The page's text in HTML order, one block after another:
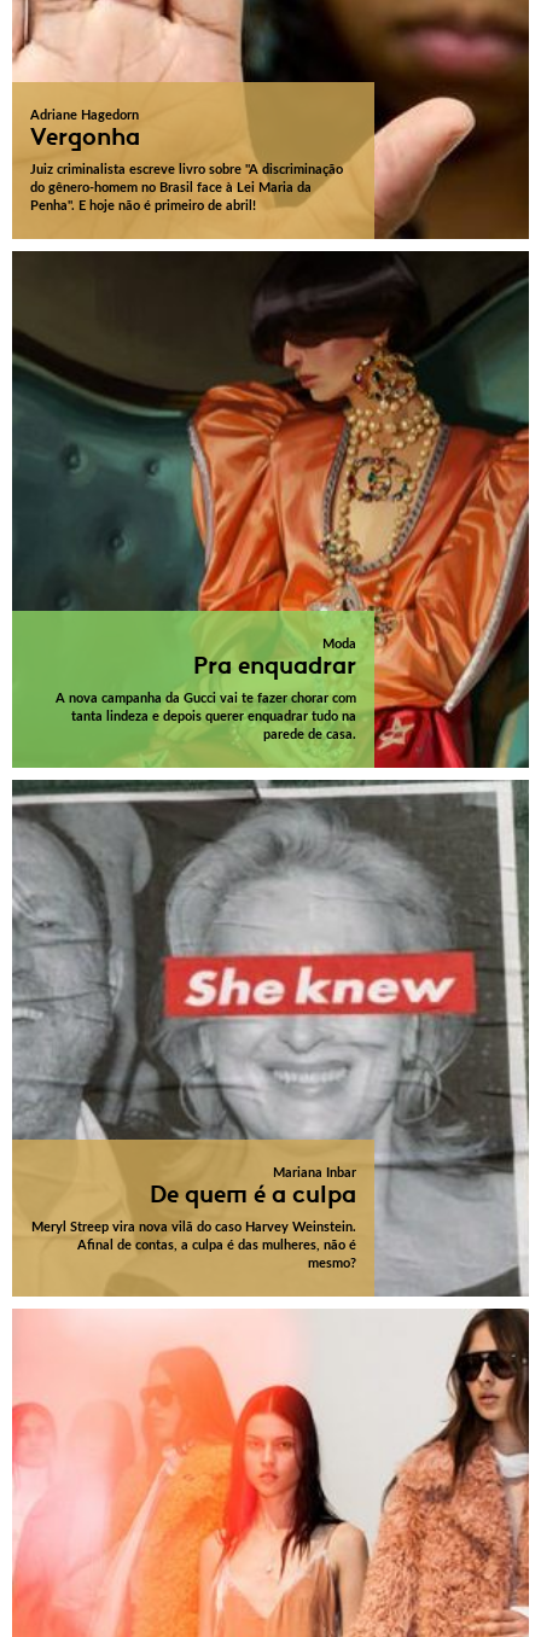
Adriane Hagedorn
Vergonha
Juiz criminalista escreve livro sobre "A discriminação
do gênero-homem no Brasil face à Lei Maria da
Penha". E hoje não é primeiro de abril!
Moda
Pra enquadrar
A nova campanha da Gucci vai te fazer chorar com
tanta lindeza e depois querer enquadrar tudo na
parede de casa.
Mariana Inbar
De quem é a culpa
Meryl Streep vira nova vilã do caso Harvey Weinstein.
Afinal de contas, a culpa é das mulheres, não é
mesmo?